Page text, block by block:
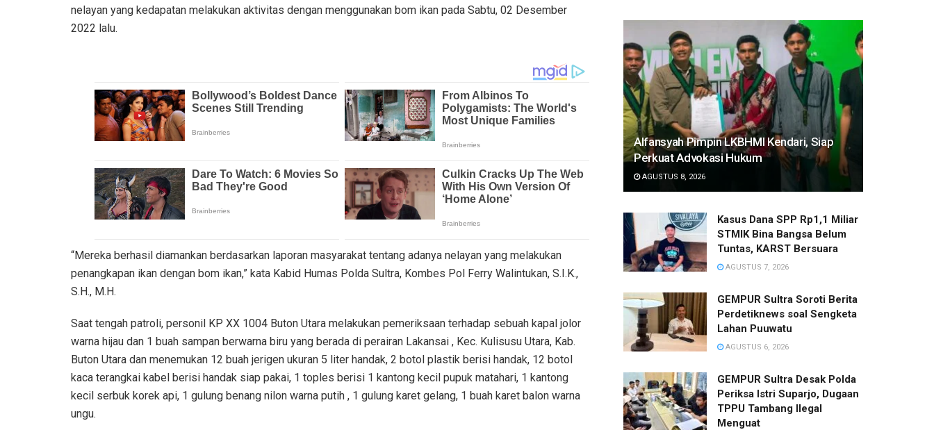
nelayan yang kedapatan melakukan aktivitas dengan menggunakan bom ikan pada Sabtu, 02 Desember
2022 lalu.
“Mereka berhasil diamankan berdasarkan laporan masyarakat tentang adanya nelayan yang melakukan
penangkapan ikan dengan bom ikan,” kata Kabid Humas Polda Sultra, Kombes Pol Ferry Walintukan, S.I.K.,
S.H., M.H.
Saat tengah patroli, personil KP XX 1004 Buton Utara melakukan pemeriksaan terhadap sebuah kapal jolor
warna hijau dan 1 buah sampan berwarna biru yang berada di perairan Lakansai , Kec. Kulisusu Utara, Kab.
Buton Utara dan menemukan 12 buah jerigen ukuran 5 liter handak, 2 botol plastik berisi handak, 12 botol
kaca terangkai kabel berisi handak siap pakai, 1 toples berisi 1 kantong kecil pupuk matahari, 1 kantong
kecil serbuk korek api, 1 gulung benang nilon warna putih , 1 gulung karet gelang, 1 buah karet balon warna
ungu.
Alfansyah Pimpin LKBHMI Kendari, Siap
Perkuat Advokasi Hukum
AGUSTUS 8, 2026
Kasus Dana SPP Rp1,1 Miliar
STMIK Bina Bangsa Belum
Tuntas, KARST Bersuara
AGUSTUS 7, 2026
GEMPUR Sultra Soroti Berita
Perdetiknews soal Sengketa
Lahan Puuwatu
AGUSTUS 6, 2026
GEMPUR Sultra Desak Polda
Periksa Istri Suparjo, Dugaan
TPPU Tambang Ilegal
Menguat